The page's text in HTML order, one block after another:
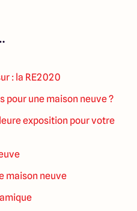
: la RE2020
pour une maison neuve ?
exposition pour votre
maison neuve